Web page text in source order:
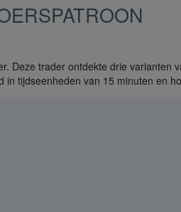
Deze trader ontdekte drie varianten
tijdseenheden van 15 minuten en